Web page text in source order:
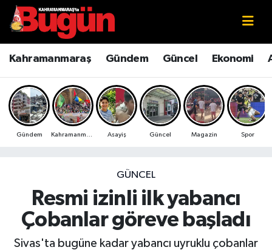
Kahramanmaraş Gündem Güncel Ekonomi
Gündem Asayiş Güncel Magazin Spor
GÜNCEL
Resmi izinli ilk yabancı
Çobanlar göreve başladı
Sivas'ta bugüne kadar yabancı uyruklu çobanlar
Kahramanmaraş
Kahramanmaraş Sokak Röportajları
Bilim ve Teknoloji
Çevre
Ekonomi
Kahramanmaraş Nöbetçi Eczaneler
Kahramanmaraş Hava Durumu
Kahramanmaraş Namaz Vakitleri
Kahramanmaraş Trafik Yoğunluk Haritası
Süper Lig Puan Durumu ve Fikstür
Tüm Manşetler
Son Dakika Haberleri